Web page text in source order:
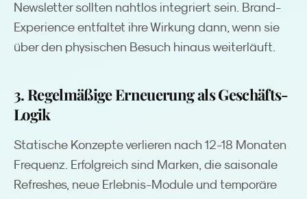
Newsletter sollten nahtlos integriert sein. Brand-
Experience entfaltet ihre Wirkung dann, wenn sie
über den physischen Besuch hinaus weiterläuft.
3. Regelmäßige Erneuerung als Geschäfts-
Logik
Statische Konzepte verlieren nach 12-18 Monaten
Frequenz. Erfolgreich sind Marken, die saisonale
Refreshes, neue Erlebnis-Module und temporäre